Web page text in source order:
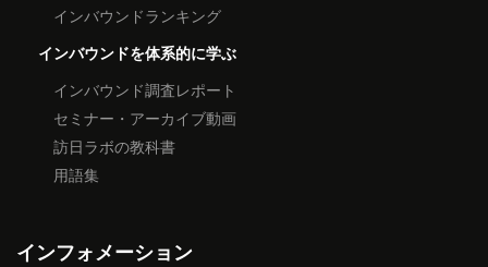
インバウンドランキング
インバウンドを体系的に学ぶ
インバウンド調査レポート
セミナー・アーカイブ動画
訪日ラボの教科書
用語集
インフォメーション